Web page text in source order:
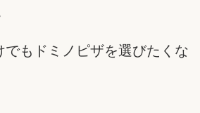
もドミノピザを選びたくな